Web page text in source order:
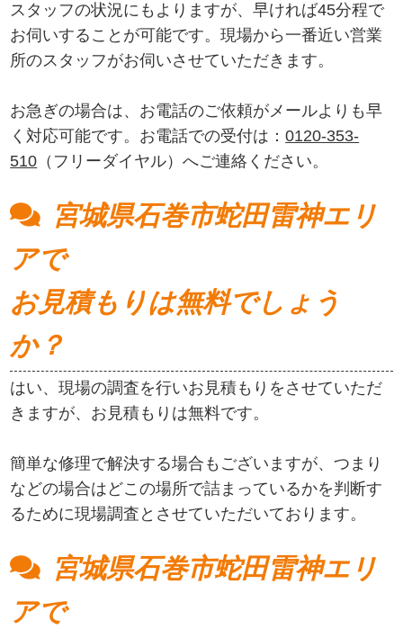
スタッフの状況にもよりますが、早ければ45分程で
お伺いすることが可能です。現場から一番近い営業
所のスタッフがお伺いさせていただきます。
お急ぎの場合は、お電話のご依頼がメールよりも早
く対応可能です。お電話での受付は：0120-353-
510 （フリーダイヤル）へご連絡ください。
宮城県石巻市蛇田雷神エリ
アで
お見積もりは無料でしょう
か？
はい、現場の調査を行いお見積もりをさせていただ
きますが、お見積もりは無料です。
簡単な修理で解決する場合もございますが、つまり
などの場合はどこの場所で詰まっているかを判断す
るために現場調査とさせていただいております。
宮城県石巻市蛇田雷神エリ
アで